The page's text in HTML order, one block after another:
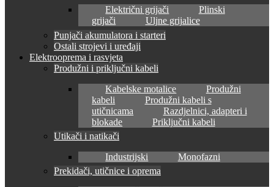
Električni grijači
Plinski
grijači
Uljne grijalice
Punjači akumulatora i starteri
Ostali strojevi i uređaji
Elektrooprema i rasvjeta
Produžni i priključni kabeli
Kabelske motalice
Produžni
kabeli
Produžni kabeli s
utičnicama
Razdjelnici, adapteri i
blokade
Priključni kabeli
Utikači i natikači
Industrijski
Monofazni
Prekidači, utičnice i oprema